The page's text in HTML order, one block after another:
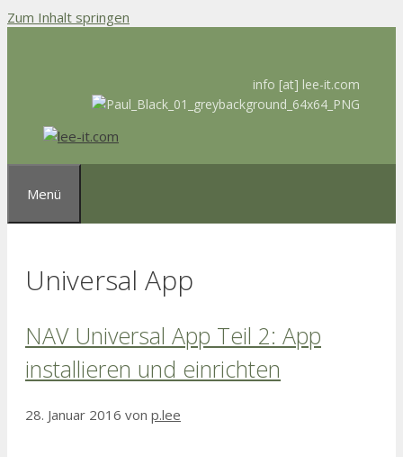
Zum Inhalt springen
info [at] lee-it.com
Menü
Universal App
NAV Universal App Teil 2: App
installieren und einrichten
28. Januar 2016 von p.lee